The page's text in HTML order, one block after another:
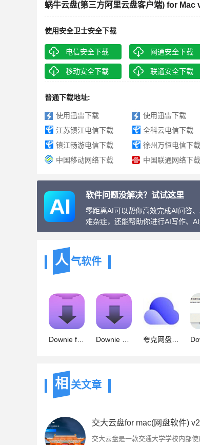
蜗牛云盘(第三方阿里云盘客户端) for Mac
使用安全卫士安全下载
电信安全下载 网通安全下载
移动安全下载 联通安全下载
普通下载地址:
使用迅雷下载
使用迅雷下载
江苏镇江电信下载
全科云电信下载
镇江畅游电信下载
徐州万恒电信下载
中国移动网络下载
中国联通网络下载
软件问题没解决？试试这里
零距离AI可以帮你高效完成AI问答
难杂症，还能帮助你进行AI写作、
人 气软件
Downie for Mac(视频下载软件) v4.12.2 苹果电脑版 Downie 4 for Mac(最强视频下载工具)兼容12系统 v4.6.19 中文永 夸克网盘(网盘存储共享) for mac v6.5.0.705 苹果电脑版 Downie 4 for Mac 视
相 关文章
交大云盘是一款交通大学学校内部